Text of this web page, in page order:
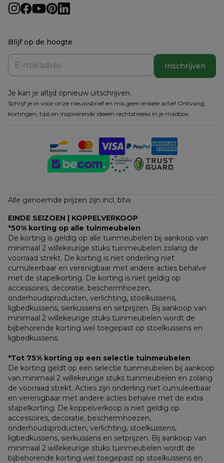
Blijf op de hoogte
Inschrijven
Je kan je altijd opnieuw uitschrijven.
Schrijf je in voor onze nieuwsbrief en mis geen enkele actie! Ontvang
kortingen, tips en inspirerende ideeën rechtstreeks in je mailbox.
Alle genoemde prijzen zijn incl. btw
EINDE SEIZOEN | KOPPELVERKOOP
*50% korting op alle tuinmeubelen
De korting is geldig op alle tuinmeubelen bij aankoop van
minimaal 2 willekeurige stuks tuinmeubelen zolang de
voorraad strekt. De korting is niet onderling niet
cumuleerbaar en verenigbaar met andere acties behalve
met de stapelkorting. De korting is niet geldig op
accessoires, decoratie, beschermhoezen,
onderhoudsproducten, verlichting, stoelkussens,
ligbedkussens, sierkussens en setprijzen. Bij aankoop van
minimaal 2 willekeurige stuks tuinmeubelen wordt de
bijbehorende korting wel toegepast op stoelkussens en
ligbedkussens.
*Tot 75% korting op een selectie tuinmeubelen
De korting geldt op een selectie tuinmeubelen bij aankoop
van minimaal 2 willekeurige stuks tuinmeubelen en zolang
de voorraad strekt. Acties zijn onderling niet cumuleerbaar
en verenigbaar met andere acties behalve met de extra
stapelkorting. De koppelverkoop is niet geldig op
accessoires, decoratie, beschermhoezen,
onderhoudsproducten, verlichting, stoelkussens,
ligbedkussens, sierkussens en setprijzen. Bij aankoop van
minimaal 2 willekeurige stuks tuinmeubelen wordt de
bijbehorende korting wel toegepast op stoelkussens en